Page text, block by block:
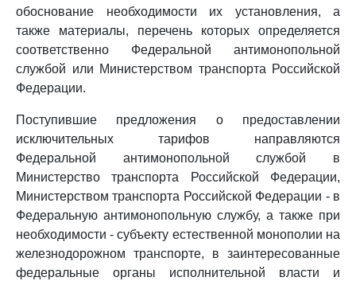
обоснование необходимости их установления, а
также материалы, перечень которых определяется
соответственно Федеральной антимонопольной
службой или Министерством транспорта Российской
Федерации.
Поступившие предложения о предоставлении
исключительных тарифов направляются
Федеральной антимонопольной службой в
Министерство транспорта Российской Федерации,
Министерством транспорта Российской Федерации - в
Федеральную антимонопольную службу, а также при
необходимости - субъекту естественной монополии на
железнодорожном транспорте, в заинтересованные
федеральные органы исполнительной власти и